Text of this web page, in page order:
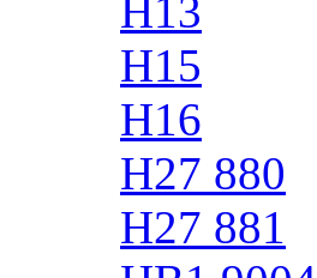
H13
H15
H16
H27 880
H27 881